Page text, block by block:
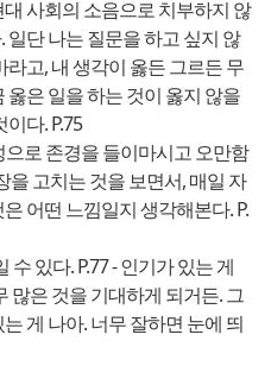
사회의 소음으로 치부하지 않
단 나는 질문을 하고 싶지 않
고, 내 생각이 옳든 그르든 무
은 일을 하는 것이 옳지 않을
다. P.75
로 존경을 들이마시고 오만함
을 고치는 것을 보면서, 매일 자
어떤 느낌일지 생각해본다. P.
있다. P.77 - 인기가 있는 게
많은 것을 기대하게 되거든. 그
게 나아. 너무 잘하면 눈에 띄